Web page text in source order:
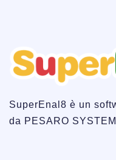
SuperEnal8 è un
da PESARO